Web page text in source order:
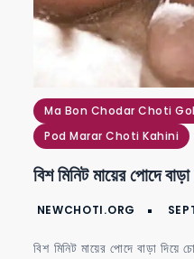
Ma Bon Chodar Choti
Pod Marar Choti Kahini
বিশ মিনিট মায়ের পোদে
বিশ মিনিট মায়ের পোদে বাড়া দিয়ে